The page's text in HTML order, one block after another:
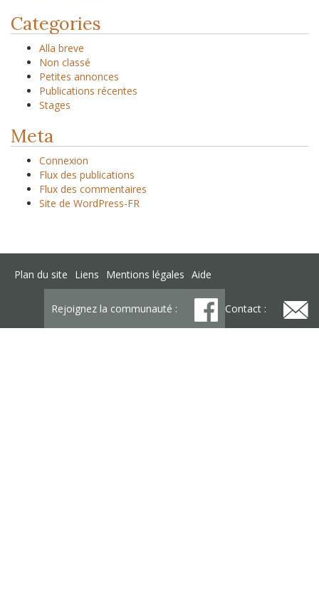
Categories
Alla breve
Non classé
Petites annonces
Publications récentes
Stages
Meta
Connexion
Flux des publications
Flux des commentaires
Site de WordPress-FR
Plan du site Liens Mentions légales Aide
Rejoignez la communauté : Contact :